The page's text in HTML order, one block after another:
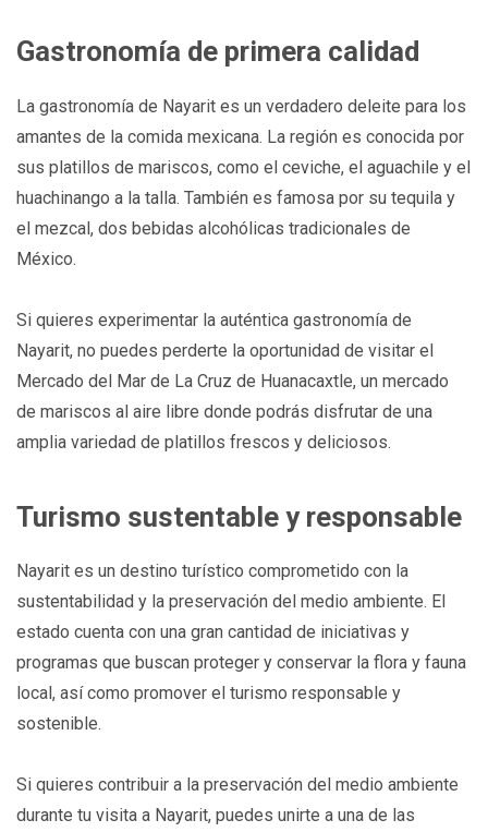
Gastronomía de primera calidad
La gastronomía de Nayarit es un verdadero deleite para los
amantes de la comida mexicana. La región es conocida por
sus platillos de mariscos, como el ceviche, el aguachile y el
huachinango a la talla. También es famosa por su tequila y
el mezcal, dos bebidas alcohólicas tradicionales de
México.
Si quieres experimentar la auténtica gastronomía de
Nayarit, no puedes perderte la oportunidad de visitar el
Mercado del Mar de La Cruz de Huanacaxtle, un mercado
de mariscos al aire libre donde podrás disfrutar de una
amplia variedad de platillos frescos y deliciosos.
Turismo sustentable y responsable
Nayarit es un destino turístico comprometido con la
sustentabilidad y la preservación del medio ambiente. El
estado cuenta con una gran cantidad de iniciativas y
programas que buscan proteger y conservar la flora y fauna
local, así como promover el turismo responsable y
sostenible.
Si quieres contribuir a la preservación del medio ambiente
durante tu visita a Nayarit, puedes unirte a una de las